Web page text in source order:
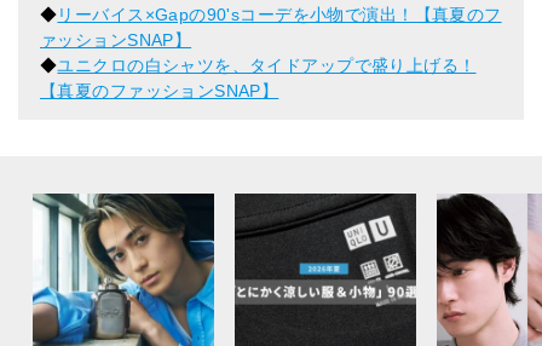
◆リーバイス×Gapの90'sコーデを小物で演出！【真夏のフ
ァッションSNAP】
◆ユニクロの白シャツを、タイドアップで盛り上げる！
【真夏のファッションSNAP】